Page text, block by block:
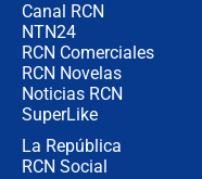
Canal RCN
NTN24
RCN Comerciales
RCN Novelas
Noticias RCN
SuperLike
La República
RCN Social